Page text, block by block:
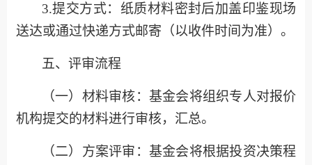
3.提交方式：纸质材料密封后加盖印鉴现场
送达或通过快递方式邮寄（以收件时间为准） 。
五、评审流程
（一）材料审核： 基金会将组织专人对报价
机构提交的材料进行审核， 汇总。
（二）方案评审 ： 基金会将根据投资决策程